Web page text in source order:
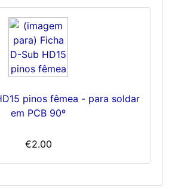
pinos fêmea - para soldar
em PCB 90º
€2.00